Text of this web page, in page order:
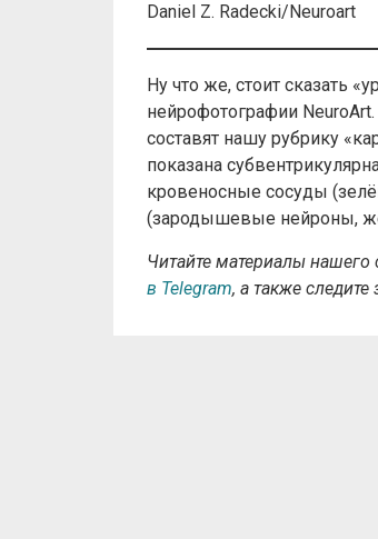
Daniel Z. Radecki/Neuroart
Ну что же, стоит сказать
нейрофотографии
составят нашу рубрику
показана
кровеносные сосуды
(зародышевые нейроны,
Читайте материалы нашего
в Telegram, а также